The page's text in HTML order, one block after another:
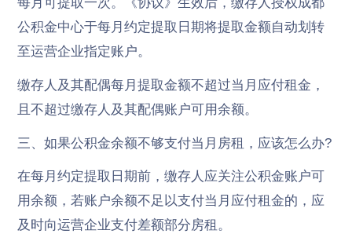
公积金中心于每月约定提取日期将提取金额自动划转
至运营企业指定账户。
缴存人及其配偶每月提取金额不超过当月应付租金，
且不超过缴存人及其配偶账户可用余额。
三、如果公积金余额不够支付当月房租，应该怎么办?
在每月约定提取日期前，缴存人应关注公积金账户可
用余额，若账户余额不足以支付当月应付租金的，应
及时向运营企业支付差额部分房租。